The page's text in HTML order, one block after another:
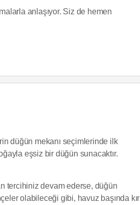
anlaşıyor. Siz de hemen
düğün mekanı seçimlerinde ilk
eşsiz bir düğün sunacaktır.
tercihiniz devam ederse, düğün
olabileceği gibi, havuz başında kır